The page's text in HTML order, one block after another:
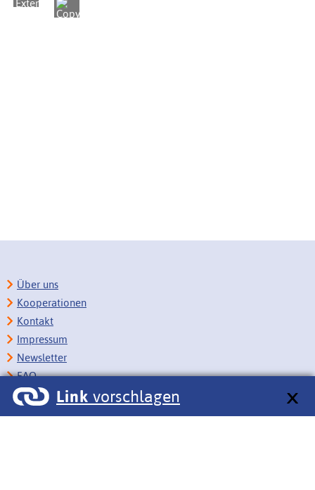
Link vorschlagen
Über uns
Kooperationen
Kontakt
Impressum
Newsletter
FAQ
Copyright